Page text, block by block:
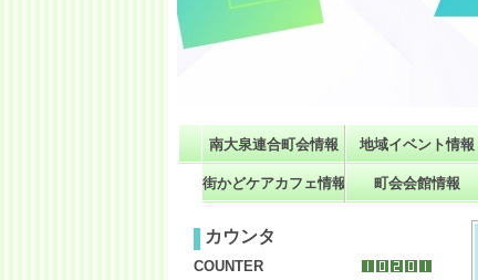
南大泉連合町会情報 地域イベント情報
街かどケアカフェ情報 町会会館情報
カウンタ
COUNTER